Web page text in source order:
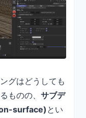
グはどうしても
ものの、 サブデ
surface) とい